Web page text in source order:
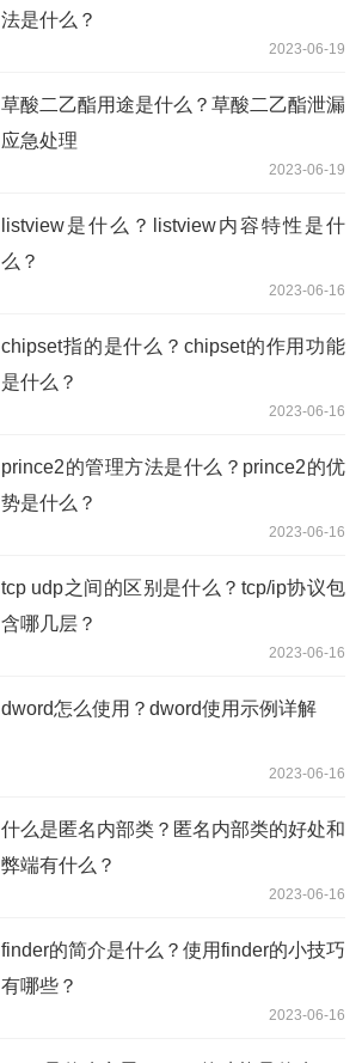
法是什么？
2023-06-19
草酸二乙酯用途是什么？草酸二乙酯泄漏
应急处理
2023-06-19
listview是什么？listview内容特性是什
么？
2023-06-16
chipset指的是什么？chipset的作用功能
是什么？
2023-06-16
prince2的管理方法是什么？prince2的优
势是什么？
2023-06-16
tcp udp之间的区别是什么？tcp/ip协议包
含哪几层？
2023-06-16
dword怎么使用？dword使用示例详解
2023-06-16
什么是匿名内部类？匿名内部类的好处和
弊端有什么？
2023-06-16
finder的简介是什么？使用finder的小技巧
有哪些？
2023-06-16